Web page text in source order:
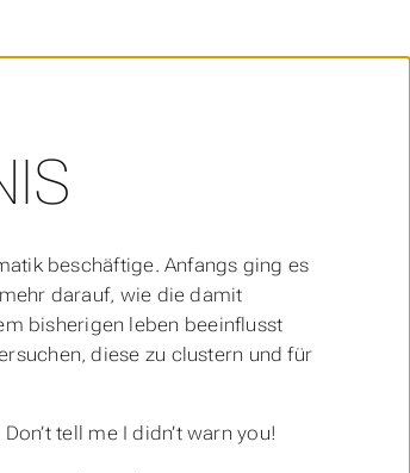
beschäftige. Anfangs ging es
darauf, wie die damit
bisherigen leben beeinflusst
diese zu clustern und für
tell me I didn’t warn you!